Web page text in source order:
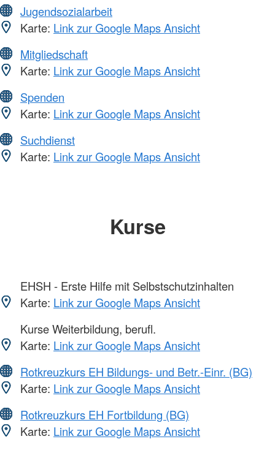
Jugendsozialarbeit
Karte: Link zur Google Maps Ansicht
Mitgliedschaft
Karte: Link zur Google Maps Ansicht
Spenden
Karte: Link zur Google Maps Ansicht
Suchdienst
Karte: Link zur Google Maps Ansicht
Kurse
EHSH - Erste Hilfe mit Selbstschutzinhalten
Karte: Link zur Google Maps Ansicht
Kurse Weiterbildung, berufl.
Karte: Link zur Google Maps Ansicht
Rotkreuzkurs EH Bildungs- und Betr.-Einr. (BG)
Karte: Link zur Google Maps Ansicht
Rotkreuzkurs EH Fortbildung (BG)
Karte: Link zur Google Maps Ansicht